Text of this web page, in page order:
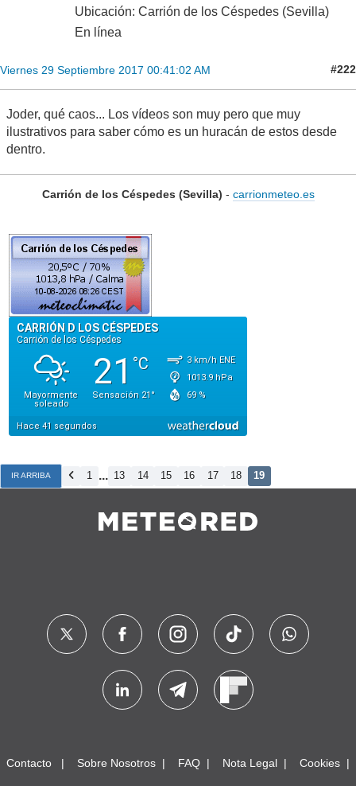
Ubicación: Carrión de los Céspedes (Sevilla)
En línea
Viernes 29 Septiembre 2017 00:41:02 AM #222
Joder, qué caos... Los vídeos son muy pero que muy
ilustrativos para saber cómo es un huracán de estos desde
dentro.
Carrión de los Céspedes (Sevilla) - carrionmeteo.es
IR ARRIBA 1 ... 13 14 15 16 17 18 19
Contacto Sobre Nosotros FAQ Nota Legal Cookies